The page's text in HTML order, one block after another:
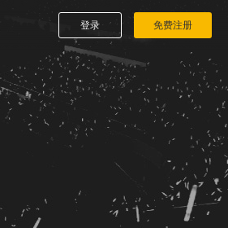
登录 免费注册